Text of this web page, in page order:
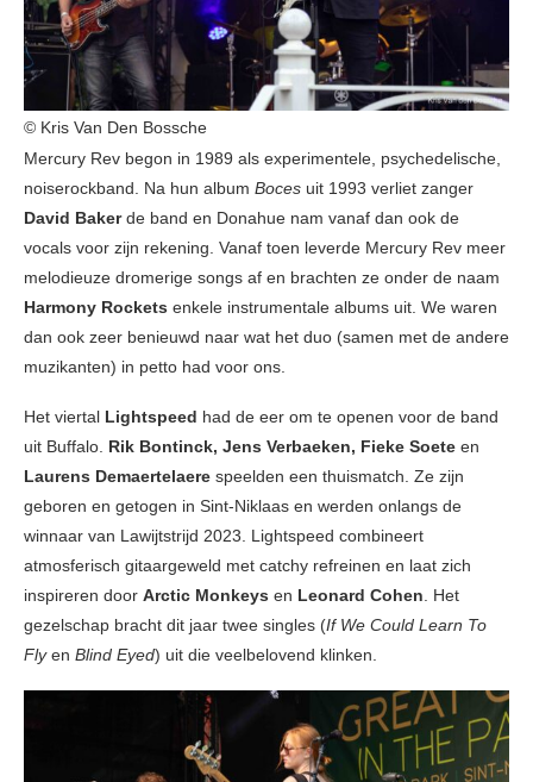
© Kris Van Den Bossche
Mercury Rev begon in 1989 als experimentele, psychedelische,
noiserockband. Na hun album Boces uit 1993 verliet zanger
David Bakerde band en Donahue nam vanaf dan ook de
vocals voor zijn rekening. Vanaf toen leverde Mercury Rev meer
melodieuze dromerige songs af en brachten ze onder de naam
Harmony Rockets enkele instrumentale albums uit. We waren
dan ook zeer benieuwd naar wat het duo (samen met de andere
muzikanten) in petto had voor ons.
Het viertal Lightspeed had de eer om te openen voor de band
uit Buffalo. Rik Bontinck, Jens Verbaeken, Fieke Soete en
Laurens Demaertelaere speelden een thuismatch. Ze zijn
geboren en getogen in Sint-Niklaas en werden onlangs de
winnaar van Lawijtstrijd 2023. Lightspeed combineert
atmosferisch gitaargeweld met catchy refreinen en laat zich
inspireren door Arctic Monkeys en Leonard Cohen. Het
gezelschap bracht dit jaar twee singles (If We Could Learn To
Flyen Blind Eyed) uit die veelbelovend klinken.